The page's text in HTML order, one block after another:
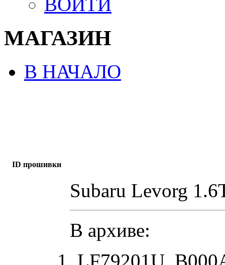
МАГАЗИН
В НАЧАЛО
ID прошивки
Subaru Levorg
В архиве: